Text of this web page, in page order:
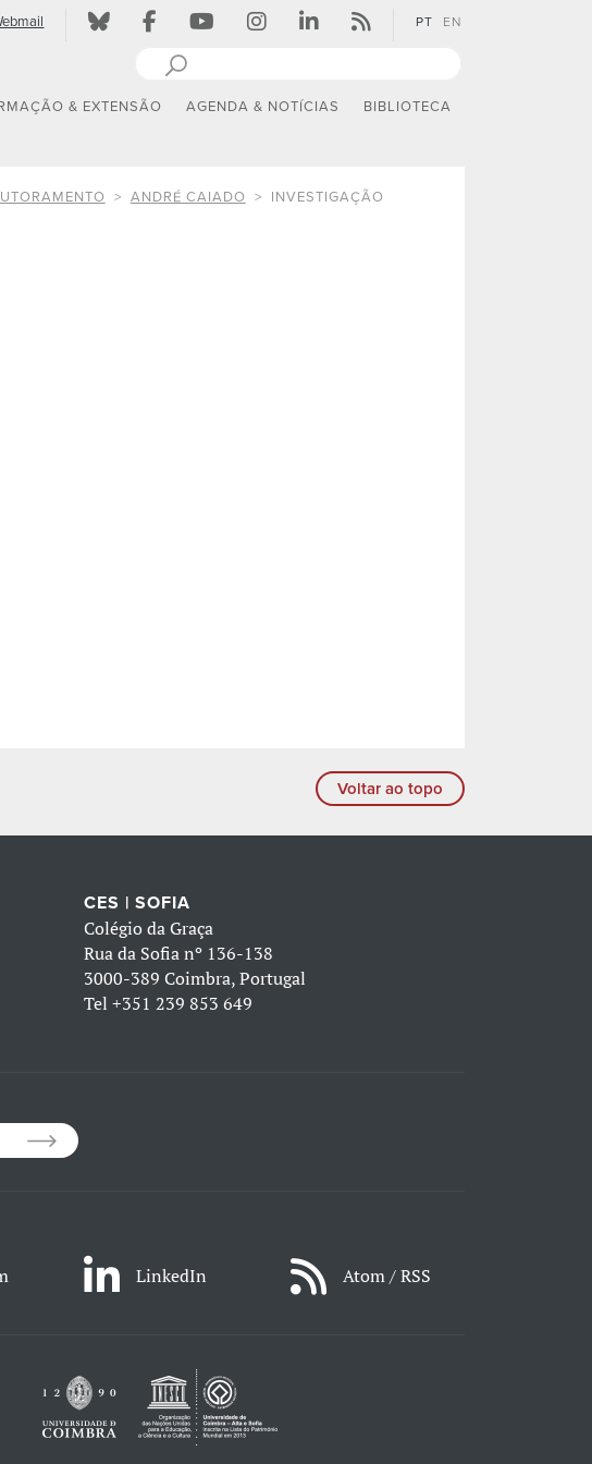
PT EN
& EXTENSÃO AGENDA & NOTÍCIAS BIBLIOTECA
ANDRÉ CAIADO INVESTIGAÇÃO
Voltar ao topo
CES | SOFIA
Colégio da Graça
Rua da Sofia nº 136-138
3000-389 Coimbra, Portugal
Tel +351 239 853 649
LinkedIn Atom / RSS